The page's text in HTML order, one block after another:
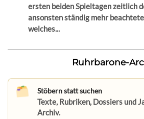
ersten beiden Spieltagen zeitlich
ansonsten ständig mehr
welches...
Ruhrbarone-
Stöbern statt suchen
Texte, Rubriken, Dossiers und
Archiv.